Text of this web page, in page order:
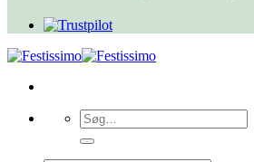
Søg
efter: